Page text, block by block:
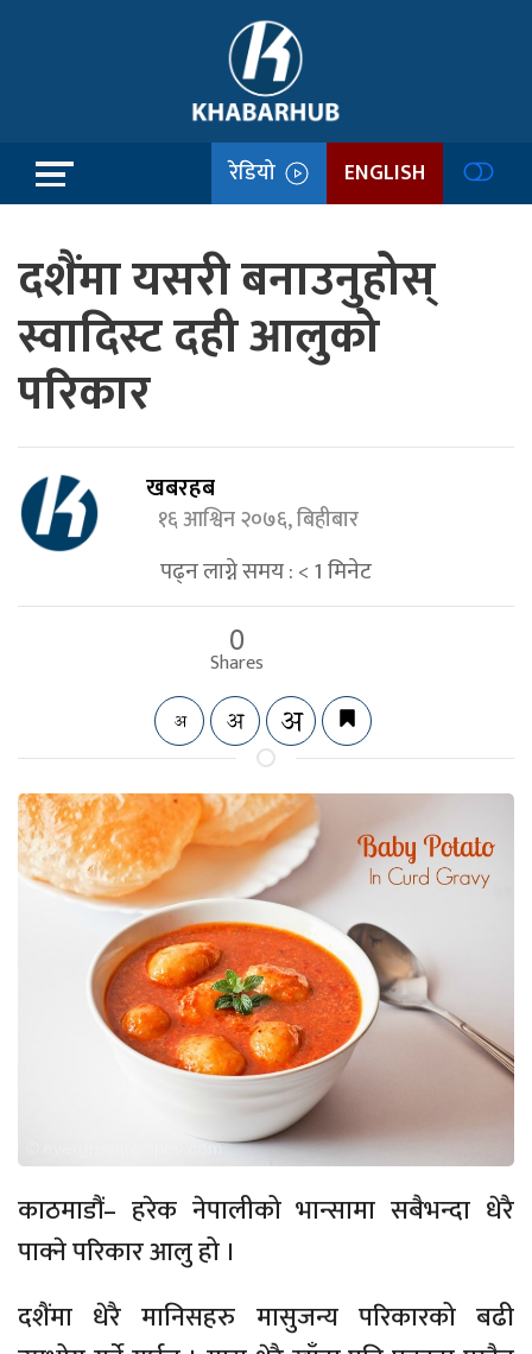
रेडियो ENGLISH
दशैंमा यसरी बनाउनुहोस्
स्वादिस्ट दही आलुको
परिकार
खबरहब
१६ आश्विन २०७६, बिहीबार
पढ्न लाग्ने समय :< 1मिनेट
0
Shares
काठमाडौं– हरेक नेपालीको भान्सामा सबैभन्दा धेरै
पाक्ने परिकार आलु हो ।
दशैंमा धेरै मानिसहरु मासुजन्य परिकारको बढी